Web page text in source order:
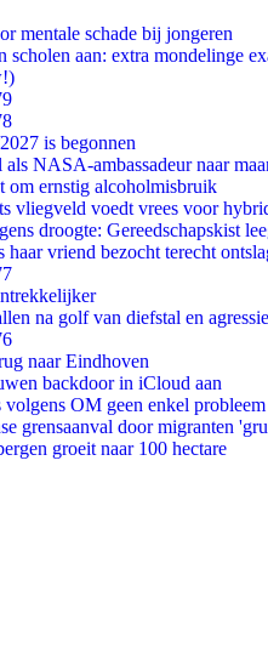
mentale schade bij jongeren
aan: extra mondelinge
is begonnen
NASA-ambassadeur naar
om ernstig alcoholmisbruik
vliegveld voedt vrees voor
droogte: Gereedschapskist
vriend bezocht terecht
na golf van diefstal en agressie
naar Eindhoven
backdoor in iCloud aan
OM geen enkel probleem
grensaanval door migranten
groeit naar 100 hectare